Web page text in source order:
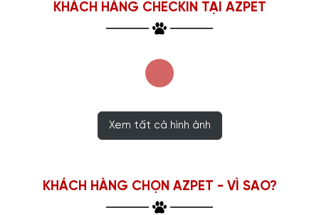
KHÁCH HÀNG CHECKIN TẠI AZPET
Xem tất cả hình ảnh
KHÁCH HÀNG CHỌN AZPET - VÌ SAO?